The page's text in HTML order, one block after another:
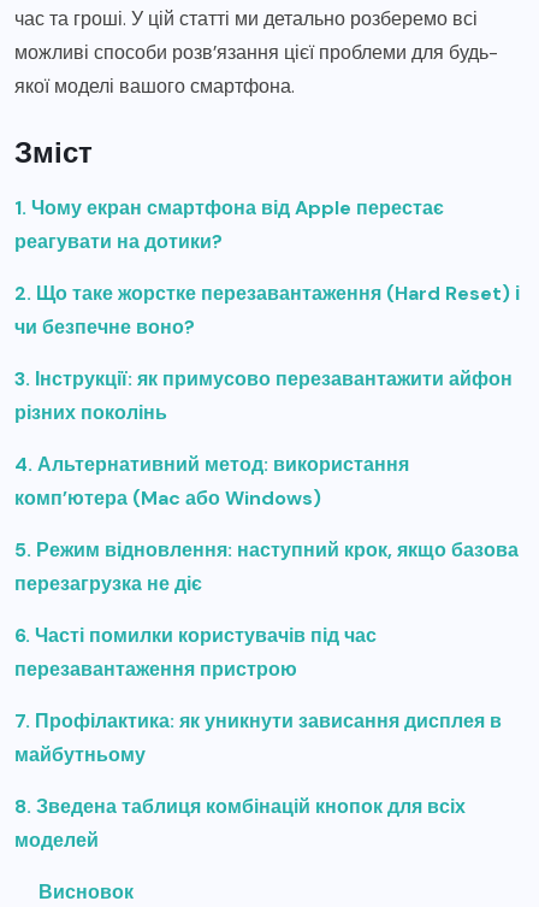
час та гроші. У цій статті ми детально розберемо всі
можливі способи розв’язання цієї проблеми для будь-
якої моделі вашого смартфона.
Зміст
1. Чому екран смартфона від Apple перестає
реагувати на дотики?
2. Що таке жорстке перезавантаження (Hard Reset) і
чи безпечне воно?
3. Інструкції: як примусово перезавантажити айфон
різних поколінь
4. Альтернативний метод: використання
комп’ютера (Mac або Windows)
5. Режим відновлення: наступний крок, якщо базова
перезагрузка не діє
6. Часті помилки користувачів під час
перезавантаження пристрою
7. Профілактика: як уникнути зависання дисплея в
майбутньому
8. Зведена таблиця комбінацій кнопок для всіх
моделей
Висновок